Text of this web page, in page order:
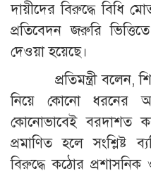
দায়ীদের বিরুদ্ধে বিধি
প্রতিবেদন জরুরি
দেওয়া হয়েছে।
প্রতিমন্ত্রী বলেন,
নিয়ে কোনো ধরনের
কোনোভাবেই বরদাশত
প্রমাণিত হলে সংশ্লিষ্ট
বিরুদ্ধে কঠোর